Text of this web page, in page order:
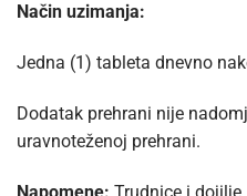
Način uzimanja:
Jedna (1) tableta dnevno
Dodatak prehrani nije
uravnoteženoj prehrani.
Napomene: Trudnice i